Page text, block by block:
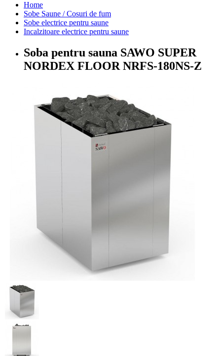
Home
Sobe Saune / Cosuri de fum
Sobe electrice pentru saune
Incalzitoare electrice pentru saune
Soba pentru sauna SAWO SUPER
NORDEX FLOOR NRFS-180NS-Z